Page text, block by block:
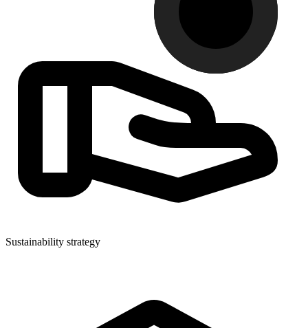
Sustainability strategy